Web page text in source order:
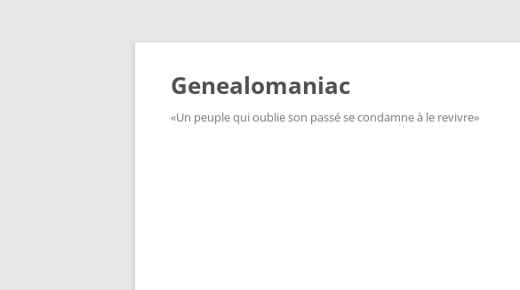
Aller
Genealomaniac
«Un peuple qui oublie son passé se condamne à le revivre»